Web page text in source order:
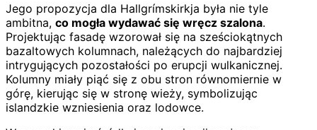
Jego propozycja dla Hallgrímskirkja była nie tyle
ambitna, co mogła wydawać się wręcz szalona.
Projektując fasadę wzorował się na sześciokątnych
bazaltowych kolumnach, należących do najbardziej
intrygujących pozostałości po erupcji wulkanicznej.
Kolumny miały piąć się z obu stron równomiernie w
górę, kierując się w stronę wieży, symbolizując
islandzkie wzniesienia oraz lodowce.